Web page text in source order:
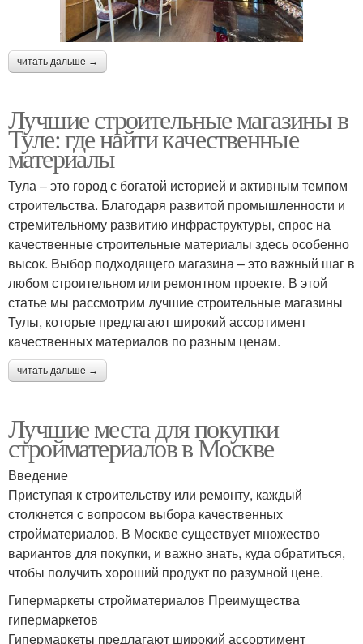
читать дальше →
Лучшие строительные магазины в
Туле: где найти качественные
материалы
Тула – это город с богатой историей и активным темпом
строительства. Благодаря развитой промышленности и
стремительному развитию инфраструктуры, спрос на
качественные строительные материалы здесь особенно
высок. Выбор подходящего магазина – это важный шаг в
любом строительном или ремонтном проекте. В этой
статье мы рассмотрим лучшие строительные магазины
Тулы, которые предлагают широкий ассортимент
качественных материалов по разным ценам.
читать дальше →
Лучшие места для покупки
стройматериалов в Москве
Введение
Приступая к строительству или ремонту, каждый
столкнется с вопросом выбора качественных
стройматериалов. В Москве существует множество
вариантов для покупки, и важно знать, куда обратиться,
чтобы получить хороший продукт по разумной цене.
Гипермаркеты стройматериалов Преимущества
гипермаркетов
Гипермаркеты предлагают широкий ассортимент